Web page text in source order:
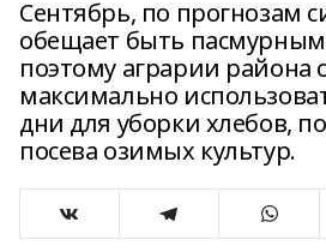
Сентябрь, по прогнозам
обещает быть
поэтому аграрии района
максимально
дни для уборки хлебов,
посева озимых культур.